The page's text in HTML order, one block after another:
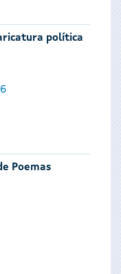
política
Poemas